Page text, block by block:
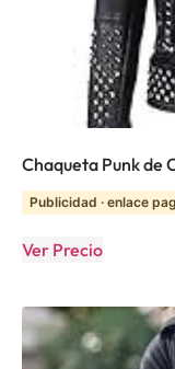
Chaqueta Punk de
Publicidad · enlace
Ver Precio